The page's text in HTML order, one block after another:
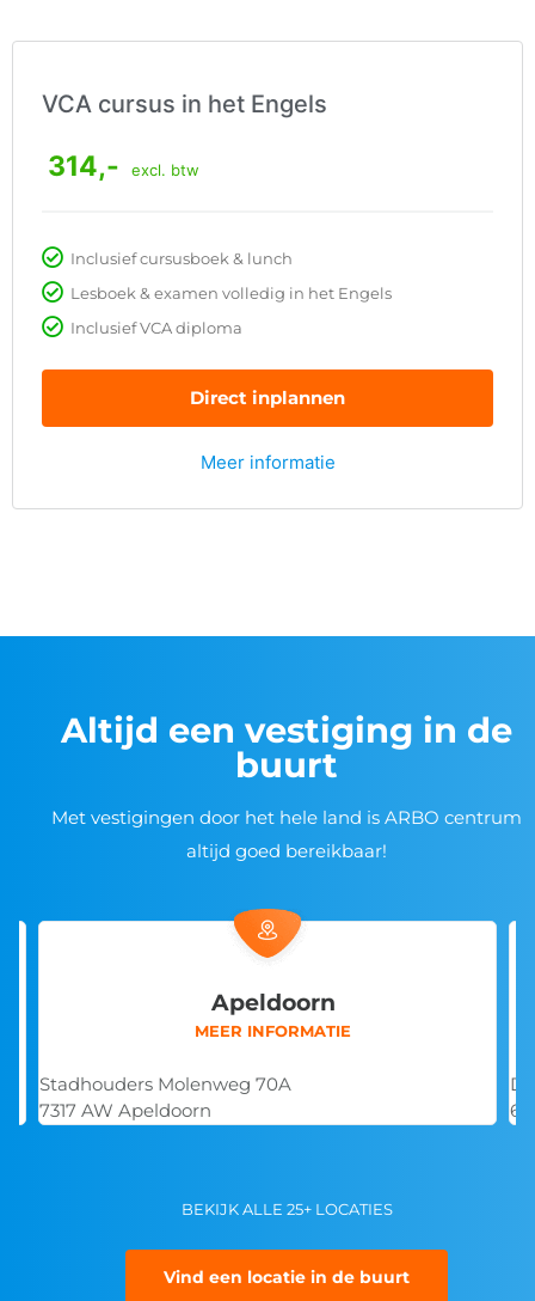
VCA cursus in het Engels
314,- excl. btw
Inclusief cursusboek & lunch
Lesboek & examen volledig in het Engels
Inclusief VCA diploma
Direct inplannen
Meer informatie
Altijd een vestiging in de
buurt
Met vestigingen door het hele land is ARBO centrum
altijd goed bereikbaar!
Apeldoorn
MEER INFORMATIE
Stadhouders Molenweg 70A
7317 AW Apeldoorn
BEKIJK ALLE 25+ LOCATIES
Vind een locatie in de buurt